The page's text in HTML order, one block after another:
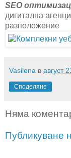
SEO
дигитална
разположение
Vasilena в август
Споделяне
Няма
Публикуване